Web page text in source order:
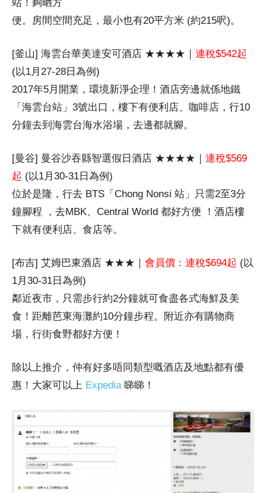
站！夠晒方
便。房間空間充足，最小也有20平方米 (約215呎)。
[釜山] 海雲台華美達安可酒店 ★★★★｜ 連稅$542起
(以1月27-28日為例)
2017年5月開業，環境新淨企理！酒店旁邊就係地鐵
「海雲台站」3號出口，樓下有便利店、咖啡店，行10
分鐘去到海雲台海水浴場，去邊都就腳。
[曼谷] 曼谷沙吞縣智選假日酒店 ★★★★｜ 連稅$569
起 (以1月30-31日為例)
位於是隆，行去 BTS「Chong Nonsi 站」只需2至3分
鐘腳程 ，去MBK、Central World 都好方便 ！酒店樓
下就有便利店、食店等。
[布吉] 艾姆巴東酒店 ★★★｜ 會員價：連稅$694起 (以
1月30-31日為例)
鄰近夜市，只需步行約2分鐘就可食盡各式海鮮及美
食！距離芭東海灘約10分鐘步程。附近亦有購物商
場，行街食野都好方便！
除以上推介，仲有好多唔同類型嘅酒店及地點都有優
惠！大家可以上 Expedia睇睇！